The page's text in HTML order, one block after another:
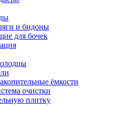
и бидоны
для бочек
ёмкости
очистки
плитку